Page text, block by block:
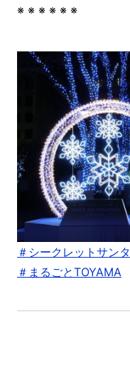
※ ※ ※ ※ ※ ※
＃シークレットサンタ
＃まるごとTOYAMA